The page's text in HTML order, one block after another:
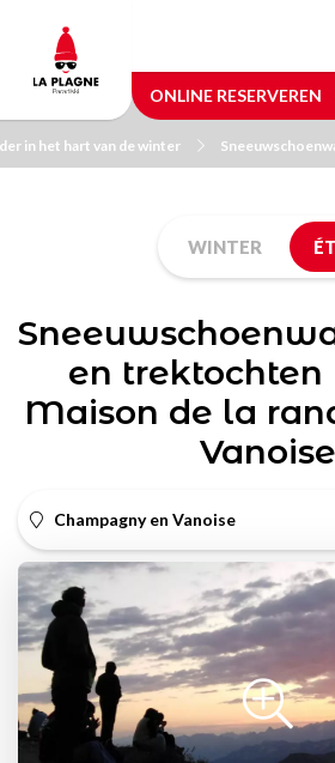
main
content
ONLINE RESERVEREN
in het hart van de winter
WINTER
en trektochten
Maison de la
Vanoise
Champagny en Vanoise